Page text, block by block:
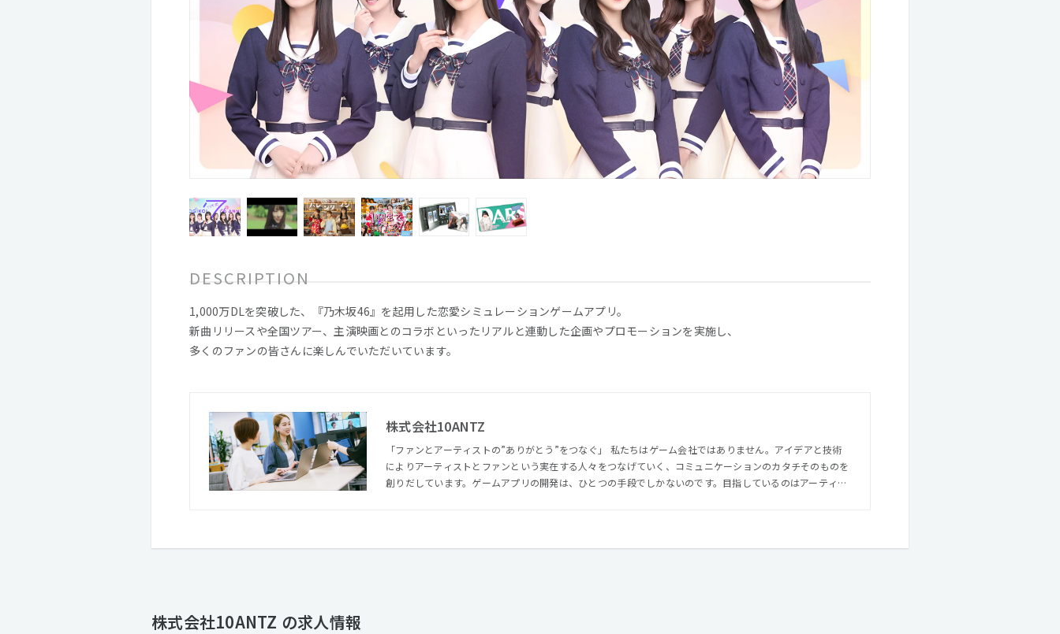
DESCRIPTION
1,000万DLを突破した、『乃木坂46』を起用した恋愛シミュレーションゲームアプリ。
新曲リリースや全国ツアー、主演映画とのコラボといったリアルと連動した企画やプロモーションを実施し、
多くのファンの皆さんに楽しんでいただいています。
株式会社10ANTZ
「ファンとアーティストの”ありがとう”をつなぐ」 私たちはゲーム会社ではありません。アイデアと技術
によりアーティストとファンという実在する人々をつなげていく、コミュニケーションのカタチそのものを
創りだしています。ゲームアプリの開発は、ひとつの手段でしかないのです。目指しているのはアーティス
株式会社10ANTZ の求人情報